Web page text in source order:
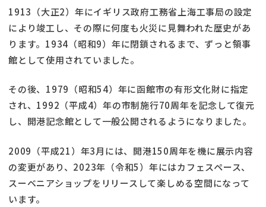
1913（大正2）年にイギリス政府工務省上海工事局の設定
により竣工し、その際に何度も火災に見舞われた歴史があ
ります。1934（昭和9）年に閉鎖されるまで、ずっと領事
館として使用されていました。
その後、1979（昭和54）年に函館市の有形文化財に指定
され、1992（平成4）年の市制施行70周年を記念して復元
し、開港記念館として一般公開されるようになりました。
2009（平成21）年3月には、開港150周年を機に展示内容
の変更があり、2023年（令和5）年にはカフェスペース、
スーベニアショップをリリースして楽しめる空間になって
います。